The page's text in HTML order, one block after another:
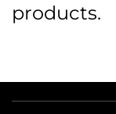
products.